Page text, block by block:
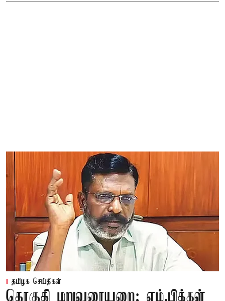
தமிழக செய்திகள்
தொகுதி மறுவரையறை; எம்.பிக்கள்